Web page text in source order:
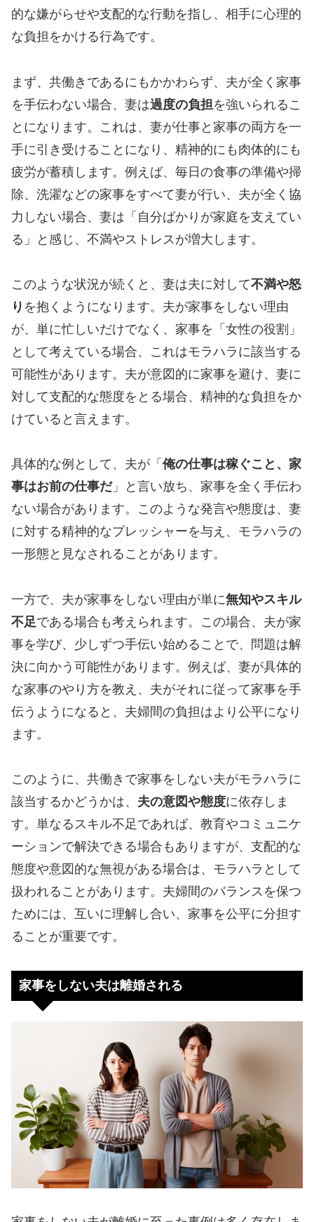
的な嫌がらせや支配的な行動を指し、相手に心理的
な負担をかける行為です。
まず、共働きであるにもかかわらず、夫が全く家事
を手伝わない場合、妻は過度の負担を強いられるこ
とになります。これは、妻が仕事と家事の両方を一
手に引き受けることになり、精神的にも肉体的にも
疲労が蓄積します。例えば、毎日の食事の準備や掃
除、洗濯などの家事をすべて妻が行い、夫が全く協
力しない場合、妻は「自分ばかりが家庭を支えてい
る」と感じ、不満やストレスが増大します。
このような状況が続くと、妻は夫に対して不満や怒
り を抱くようになります。夫が家事をしない理由
が、単に忙しいだけでなく、家事を「女性の役割」
として考えている場合、これはモラハラに該当する
可能性があります。夫が意図的に家事を避け、妻に
対して支配的な態度をとる場合、精神的な負担をか
けていると言えます。
具体的な例として、夫が「 俺の仕事は稼ぐこと、家
事はお前の仕事だ」と言い放ち、家事を全く手伝わ
ない場合があります。このような発言や態度は、妻
に対する精神的なプレッシャーを与え、モラハラの
一形態と見なされることがあります。
一方で、夫が家事をしない理由が単に無知やスキル
不足である場合も考えられます。この場合、夫が家
事を学び、少しずつ手伝い始めることで、問題は解
決に向かう可能性があります。例えば、妻が具体的
な家事のやり方を教え、夫がそれに従って家事を手
伝うようになると、夫婦間の負担はより公平になり
ます。
このように、共働きで家事をしない夫がモラハラに
該当するかどうかは、 夫の意図や態度に依存しま
す。単なるスキル不足であれば、教育やコミュニケ
ーションで解決できる場合もありますが、支配的な
態度や意図的な無視がある場合は、モラハラとして
扱われることがあります。夫婦間のバランスを保つ
ためには、互いに理解し合い、家事を公平に分担す
ることが重要です。
家事をしない夫は離婚される